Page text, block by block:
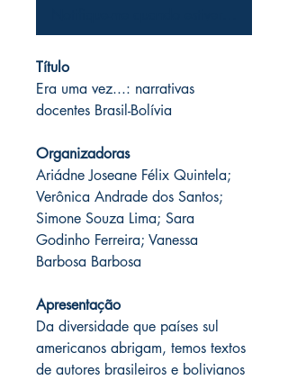
Título
Era uma vez...: narrativas
docentes Brasil-Bolívia
Organizadoras
Ariádne Joseane Félix Quintela;
Verônica Andrade dos Santos;
Simone Souza Lima; Sara
Godinho Ferreira; Vanessa
Barbosa Barbosa
Apresentação
Da diversidade que países sul
americanos abrigam, temos textos
de autores brasileiros e bolivianos